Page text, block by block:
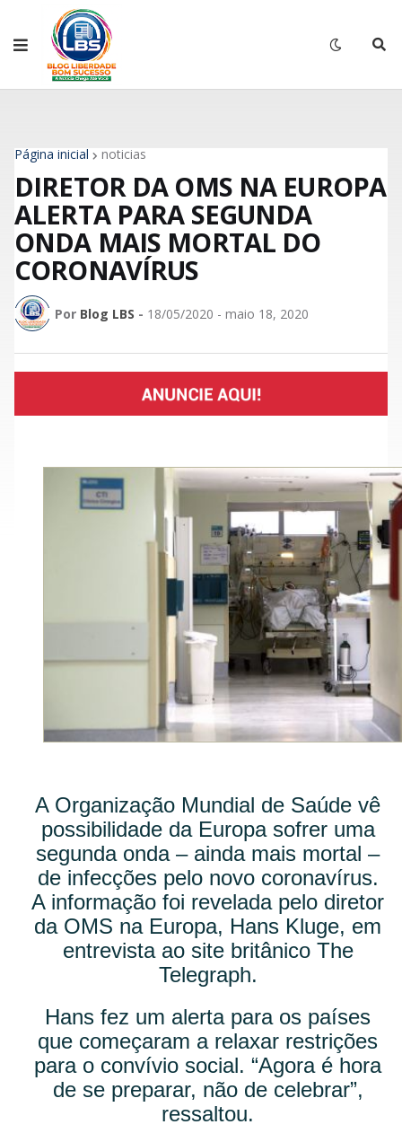
Página inicial noticias
DIRETOR DA OMS NA EUROPA
ALERTA PARA SEGUNDA
ONDA MAIS MORTAL DO
CORONAVÍRUS
Por Blog LBS - 18/05/2020 - maio 18, 2020
A Organização Mundial de Saúde vê
possibilidade da Europa sofrer uma
segunda onda – ainda mais mortal –
de infecções pelo novo coronavírus.
A informação foi revelada pelo diretor
da OMS na Europa, Hans Kluge, em
entrevista ao site britânico The
Telegraph.
Hans fez um alerta para os países
que começaram a relaxar restrições
para o convívio social. “Agora é hora
de se preparar, não de celebrar”,
ressaltou.